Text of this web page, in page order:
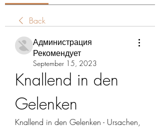
Back
Администрация
Рекомендует
September 15, 2023
Knallend in den
Gelenken
Knallend in den Gelenken - Ursachen,